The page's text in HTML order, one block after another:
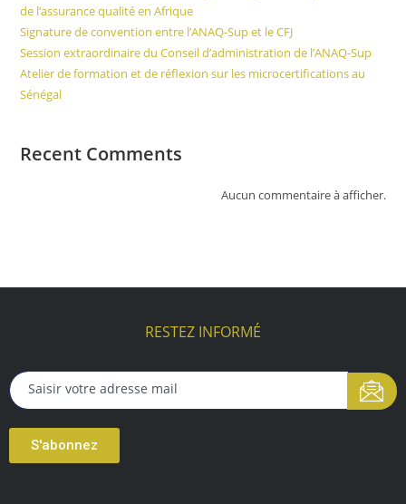
de l’assurance qualité en Afrique
Signature de convention entre l’ANAQ-Sup et le CFJ
Session extraordinaire du Conseil d’administration de l’ANAQ-Sup
Atelier de formation et de réflexion sur les microcertifications au
Sénégal
Recent Comments
Aucun commentaire à afficher.
RESTEZ INFORMÉ
S'abonnez